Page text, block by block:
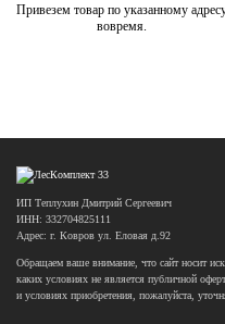
Привезем товар по указанному
вовремя.
ИП Теплухин Дмитрий Сергеевич
ИНН: 332704825111
Адрес: г. Ковров ул. Еловая д.92
Обращаем ваше внимание, что сайт носит
каких условиях не является публичной
и условиях приобретения, пожалуйста,